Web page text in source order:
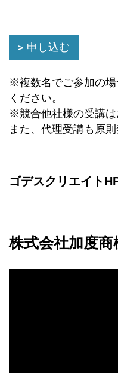
申し込む
※複数名でご参加の
ください。
※競合他社様の受講は
また、代理受講も原
ゴデスクリエイト
株式会社加度商